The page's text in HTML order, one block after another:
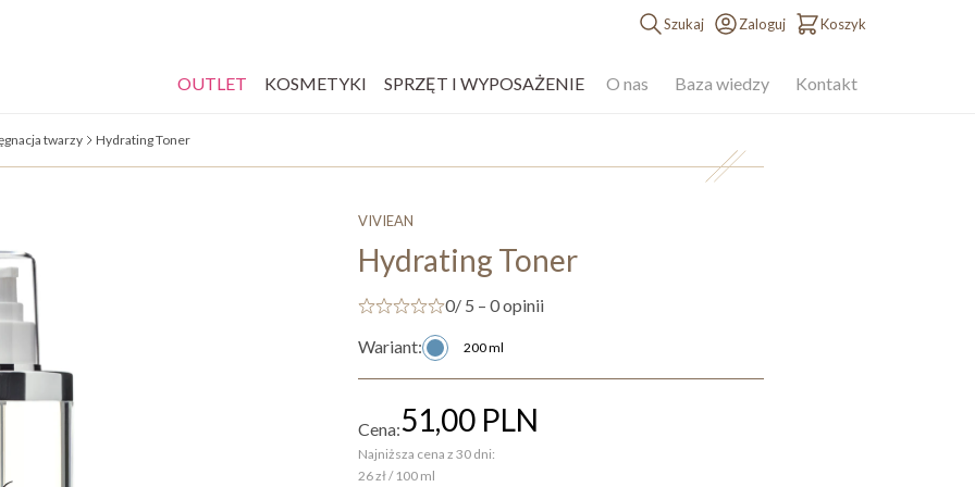
Szukaj Zaloguj Koszyk
OUTLET KOSMETYKI SPRZĘT I WYPOSAŻENIE O nas Baza wiedzy Kontakt
twarzy Hydrating Toner
VIVIEAN
Hydrating Toner
0/ 5 – 0 opinii
Wariant:
200 ml
Cena:51,00 PLN
Najniższa cena z 30 dni:
26 zł / 100 ml